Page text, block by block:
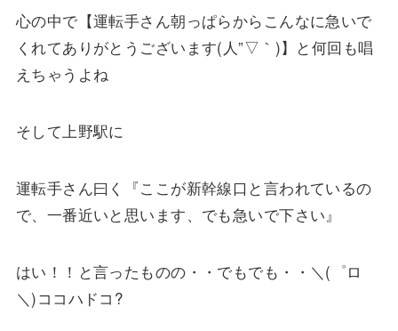
心の中で【運転手さん朝っぱらからこんなに急いで
くれてありがとうございます(人”▽｀)】と何回も唱
えちゃうよね
そして上野駅に
運転手さん曰く『ここが新幹線口と言われているの
で、一番近いと思います、でも急いで下さい』
はい！！と言ったものの・・でもでも・・＼(゜ロ
＼)ココハドコ?